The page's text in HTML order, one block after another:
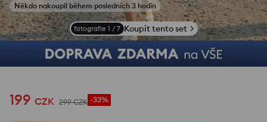
Někdo nakoupil během posledních 3 hodin
fotografie 1 / 7 Koupit tento set
199 CZK 299 CZK -33%